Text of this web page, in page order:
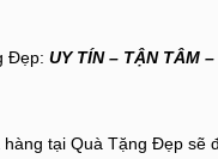
Đẹp: UY TÍN – TẬN TÂM
tại Quà Tặng Đẹp sẽ